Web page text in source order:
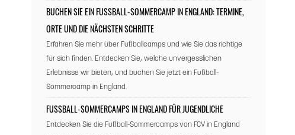
BUCHEN SIE EIN FUSSBALL-SOMMERCAMP IN ENGLAND: TERMINE, O
RTE UND DIE NÄCHSTEN SCHRITTE
Erfahren Sie mehr über Fußballcamps und wie Sie das richtige
für sich finden. Entdecken Sie, welche unvergesslichen
Erlebnisse wir bieten, und buchen Sie jetzt ein Fußball-
Sommercamp in England.
FUSSBALL-SOMMERCAMPS IN ENGLAND FÜR JUGENDLICHE
Entdecken Sie die Fußball-Sommercamps von FCV in England